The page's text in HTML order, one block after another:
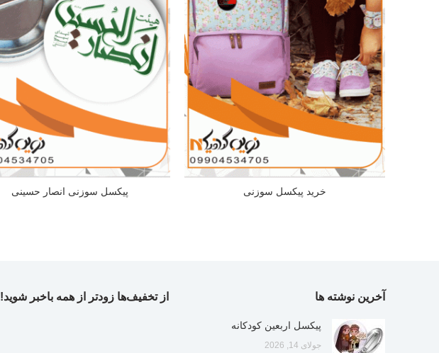
خرید پیکسل سوزنی پیکسل سوزنی انصار حسینی
آخرین نوشته ها
پیکسل اربعین کودکانه
جولای 14, 2026
از تخفیف‌ها زودتر از همه باخبر شوید!